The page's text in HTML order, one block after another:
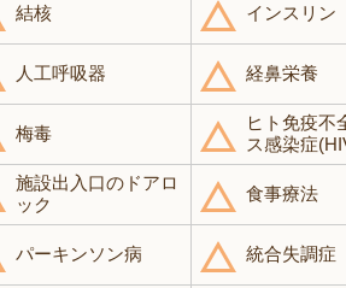
結核 インスリン
人工呼吸器 経鼻栄養
梅毒
ヒト免疫不
ス感染症
施設出入口のドアロ
ック
食事療法
パーキンソン病 統合失調症